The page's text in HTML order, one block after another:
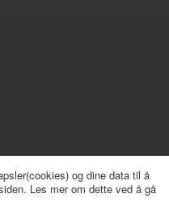
og dine data til å
Les mer om dette ved å gå